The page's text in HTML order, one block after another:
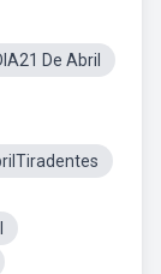
De Abril